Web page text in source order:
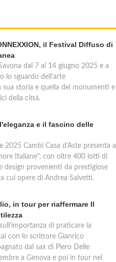
il Festival Diffuso di
dal 7 al 14 giugno 2025 e a
lo sguardo dell’arte
sua storia e quella dei monumenti e
della città.
e il fascino delle
2025 Cambi Casa d'Aste presenta a
Italiane", con oltre 400 lotti di
design provenienti da prestigiose
cui opere di Andrea Salvetti.
in tour per riaffermare Il
di praticare la
con lo scrittore Gianrico
dal sax di Piero Delle
a Genova e poi in tour nel